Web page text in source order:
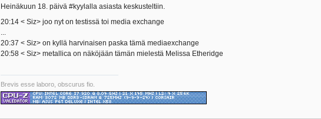
Heinäkuun 18. päivä #kyylalla asiasta keskusteltiin.
20:14 < Siz> joo nyt on testissä toi media exchange
...
20:37 < Siz> on kyllä harvinaisen paska tämä mediaexchange
20:58 < Siz> metallica on näköjään tämän mielestä Melissa Etheridge
Brevis esse laboro, obscurus fio.